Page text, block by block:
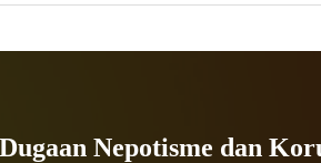
Nepotisme dan